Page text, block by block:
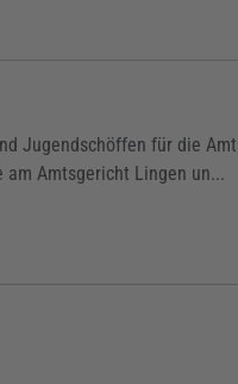
Jugendschöffen für die
am Amtsgericht Lingen un...